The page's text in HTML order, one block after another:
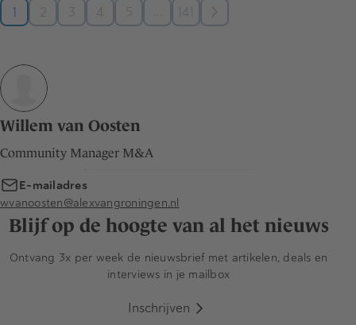
1 2 3 4 5 141
Willem van Oosten
Community Manager M&A
E-mailadres
wvanoosten@alexvangroningen.nl
Blijf op de hoogte van al het nieuws
Ontvang 3x per week de nieuwsbrief met artikelen, deals en
interviews in je mailbox
Inschrijven